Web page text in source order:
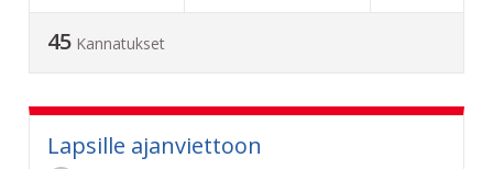
45 Kannatukset
Lapsille ajanviettoon